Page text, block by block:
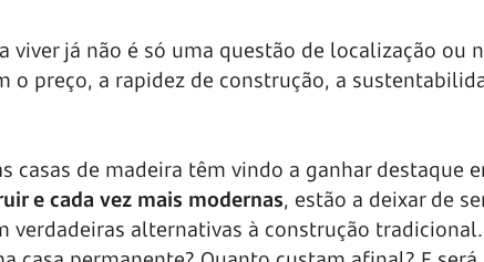
viver já não é só uma questão de localização ou
o preço, a rapidez de construção, a
casas de madeira têm vindo a ganhar destaque
e cada vez mais modernas, estão a deixar de
verdadeiras alternativas à construção